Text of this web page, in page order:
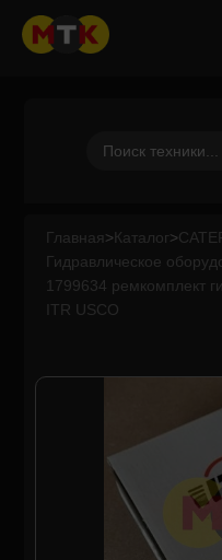
Главная>Каталог>
Гидравлическое
1799634 ремкомплект
ITR USCO